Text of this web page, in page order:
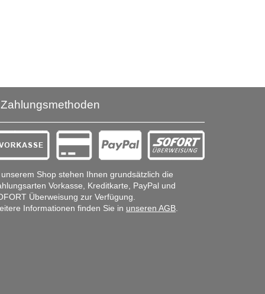
Zahlungsmethoden
unserem Shop stehen Ihnen grundsätzlich die
Vorkasse, Kreditkarte, PayPal und
Überweisung zur Verfügung.
Informationen finden Sie in unseren AGB